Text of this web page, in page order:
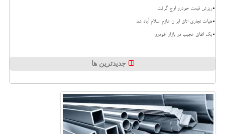
ریزش قیمت خودرو اوج گرفت
هیات تجاری اتاق ایران عازم اسلام آباد شد
بک اتفاق عجیب در بازار خودرو
جدیدترین ها